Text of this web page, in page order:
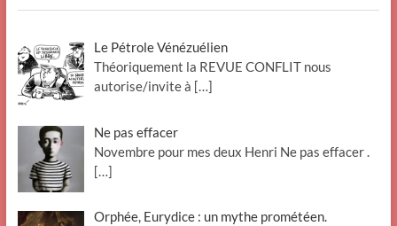
Le Pétrole Vénézuélien
Théoriquement la REVUE CONFLIT nous
autorise/invite à […]
Ne pas effacer
Novembre pour mes deux Henri Ne pas effacer .
[…]
Orphée, Eurydice : un mythe prométéen.